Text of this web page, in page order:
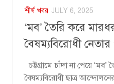
শীর্ষ খবর JULY 6, 2025
‘মব’ তৈরি করে
বৈষম্যবিরোধী
চট্টগ্রামে চাঁদা না পেয়ে
বৈষম্যবিরোধী ছাত্র